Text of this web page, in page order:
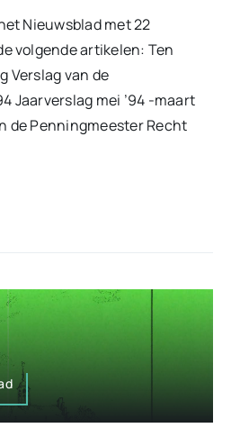
Nieuwsblad met 22
volgende artikelen: Ten
Verslag van de
Jaarverslag mei ’94 -maart
de Penningmeester Recht